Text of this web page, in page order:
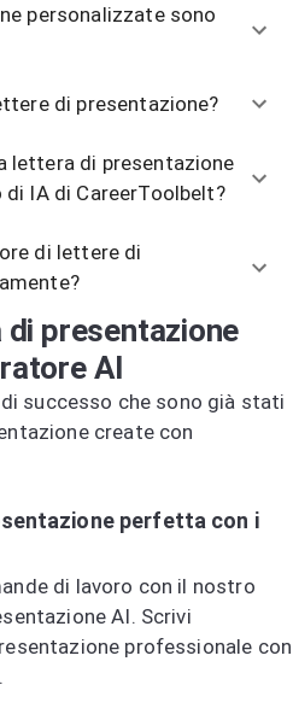
personalizzate sono
di presentazione?
lettera di presentazione
IA di CareerToolbelt?
di lettere di
presentazione
AI
successo che sono già stati
create con
perfetta con i
di lavoro con il nostro
AI. Scrivi
professionale con